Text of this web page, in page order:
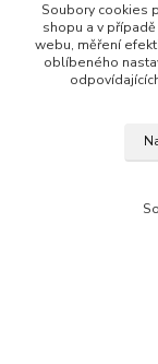
Soubory cookies
shopu a v
webu, měření
oblíbeného